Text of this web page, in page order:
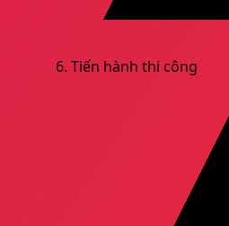
Tiến hành thi công